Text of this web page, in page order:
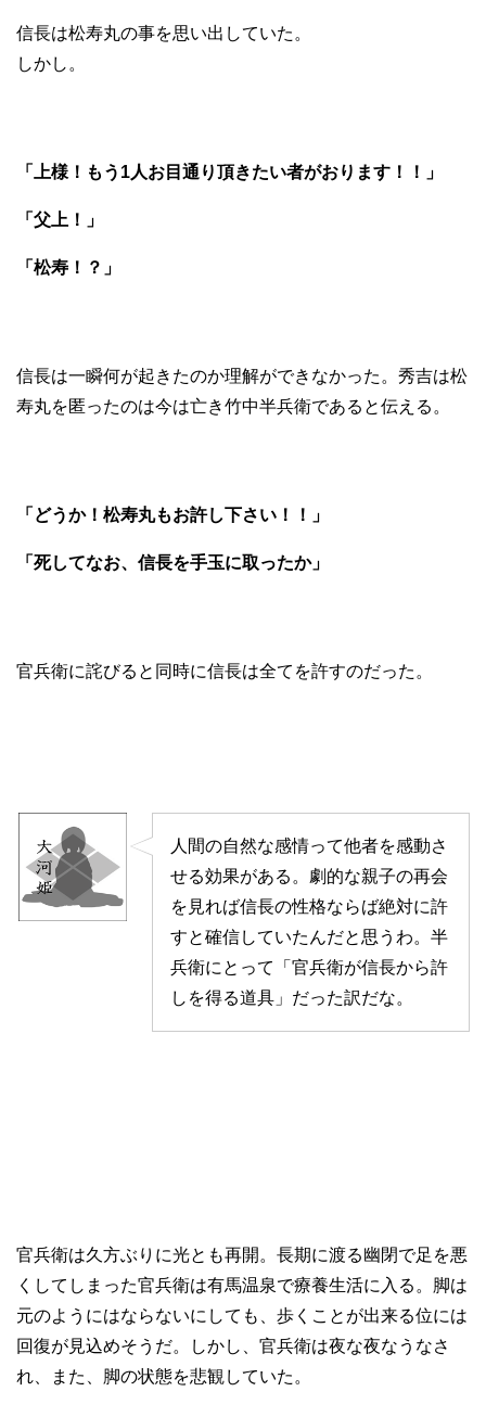
信長は松寿丸の事を思い出していた。
しかし。
「上様！もう1人お目通り頂きたい者がおります！！」
「父上！」
「松寿！？」
信長は一瞬何が起きたのか理解ができなかった。秀吉は松
寿丸を匿ったのは今は亡き竹中半兵衛であると伝える。
「どうか！松寿丸もお許し下さい！！」
「死してなお、信長を手玉に取ったか」
官兵衛に詫びると同時に信長は全てを許すのだった。
人間の自然な感情って他者を感動さ
せる効果がある。劇的な親子の再会
を見れば信長の性格ならば絶対に許
すと確信していたんだと思うわ。半
兵衛にとって「官兵衛が信長から許
しを得る道具」だった訳だな。
官兵衛は久方ぶりに光とも再開。長期に渡る幽閉で足を悪
くしてしまった官兵衛は有馬温泉で療養生活に入る。脚は
元のようにはならないにしても、歩くことが出来る位には
回復が見込めそうだ。しかし、官兵衛は夜な夜なうなさ
れ、また、脚の状態を悲観していた。